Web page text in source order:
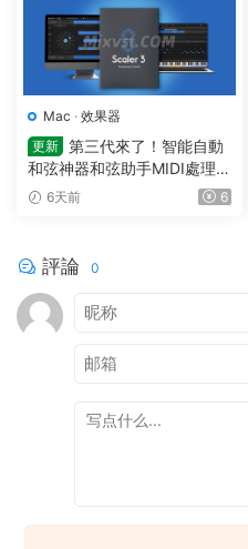
Mac · 效果器
更新 第三代來了！智能自動
和弦神器和弦助手MIDI處理Pl
ugin Boutique – Scaler 3 v3.
6天前 6
評論 0